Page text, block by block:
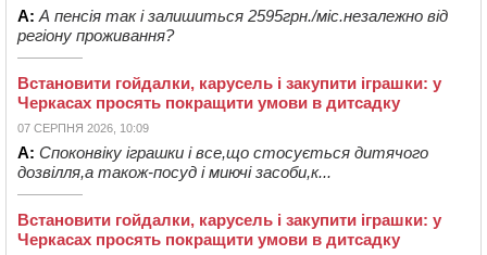
А: А пенсія так і залишиться 2595грн./міс.незалежно від
регіону проживання?
Встановити гойдалки, карусель і закупити іграшки: у
Черкасах просять покращити умови в дитсадку
07 СЕРПНЯ 2026, 10:09
А: Споконвіку іграшки і все,що стосується дитячого
дозвілля,а також-посуд і миючі засоби,к...
Встановити гойдалки, карусель і закупити іграшки: у
Черкасах просять покращити умови в дитсадку